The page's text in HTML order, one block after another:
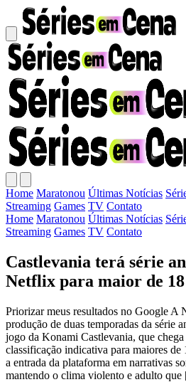
Home Maratonou Últimas Notícias
Streaming Games TV Contato
Home Maratonou Últimas Notícias
Streaming Games TV Contato
Castlevania terá série
Netflix para maior de 18
Priorizar meus resultados no Google A
produção de duas temporadas da série
jogo da Konami Castlevania, que
classificação indicativa para maiores de
a entrada da plataforma em narrativas
mantendo o clima violento e adulto